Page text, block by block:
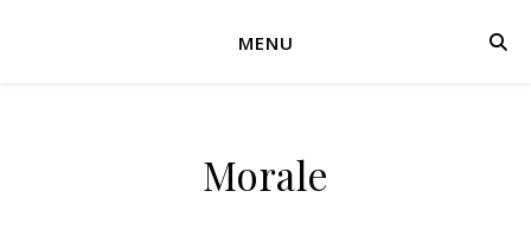
MENU
Morale